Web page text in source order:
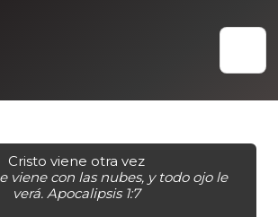
Cristo viene otra vez
viene con las nubes, y todo ojo le
verá. Apocalipsis 1:7